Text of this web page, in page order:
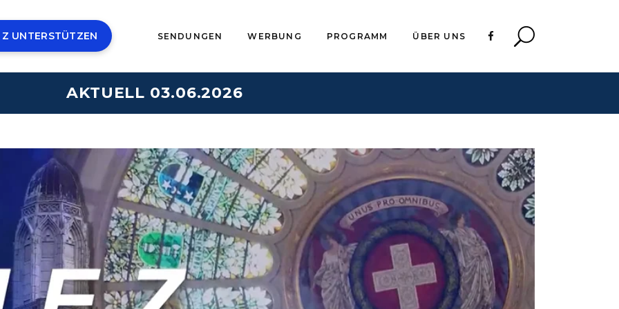
UNTERSTÜTZEN SENDUNGEN WERBUNG PROGRAMM ÜBER UNS
AKTUELL 03.06.2026